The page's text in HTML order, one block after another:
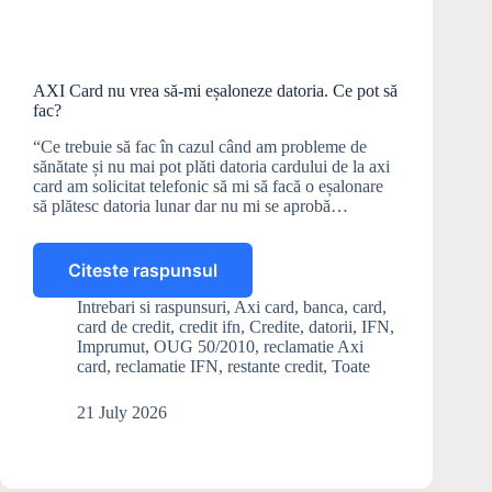
AXI Card nu vrea să-mi eșaloneze datoria. Ce pot să
fac?
“Ce trebuie să fac în cazul când am probleme de
sănătate și nu mai pot plăti datoria cardului de la axi
card am solicitat telefonic să mi să facă o eșalonare
să plătesc datoria lunar dar nu mi se aprobă…
Citeste raspunsul
AXI
Card
nu
vrea
să-
eșaloneze
Intrebari si raspunsuri, Axi card, banca, card,
card de credit, credit ifn, Credite, datorii, IFN,
Imprumut, OUG 50/2010, reclamatie Axi
card, reclamatie IFN, restante credit, Toate
21 July 2026